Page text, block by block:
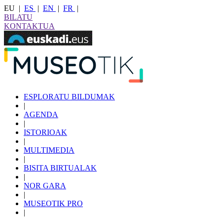
EU | ES | EN | FR
|
BILATU
KONTAKTUA
ESPLORATU BILDUMAK
|
AGENDA
|
ISTORIOAK
|
MULTIMEDIA
|
BISITA BIRTUALAK
|
NOR GARA
|
MUSEOTIK PRO
|